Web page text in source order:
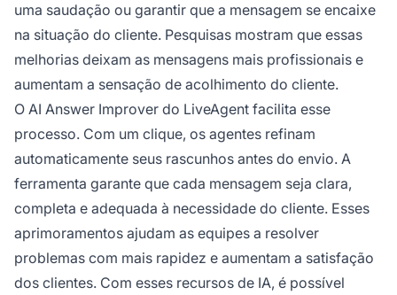
uma saudação ou garantir que a mensagem se encaixe
na situação do cliente. Pesquisas mostram que essas
melhorias deixam as mensagens mais profissionais e
aumentam a sensação de acolhimento do cliente.
O AI Answer Improver do LiveAgent facilita esse
processo. Com um clique, os agentes refinam
automaticamente seus rascunhos antes do envio. A
ferramenta garante que cada mensagem seja clara,
completa e adequada à necessidade do cliente. Esses
aprimoramentos ajudam as equipes a resolver
problemas com mais rapidez e aumentam a satisfação
dos clientes. Com esses recursos de IA, é possível